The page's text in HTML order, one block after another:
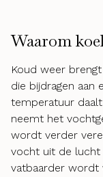
Waarom
Koud weer
die bijdragen aan
temperatuur
neemt het
wordt verder
vocht uit de lucht
vatbaarder wordt